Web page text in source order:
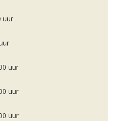
uur
uur
uur
uur